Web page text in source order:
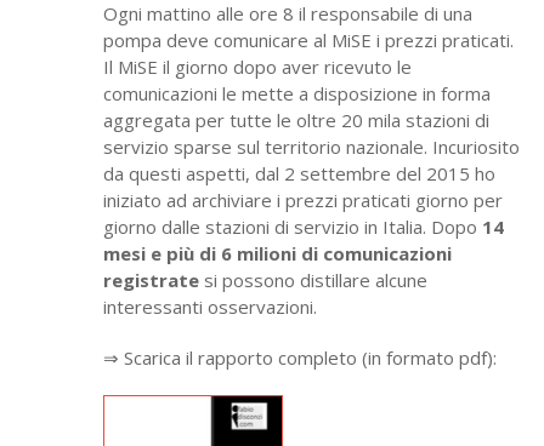
Ogni mattino alle ore 8 il responsabile di una
pompa deve comunicare al MiSE i prezzi praticati.
Il MiSE il giorno dopo aver ricevuto le
comunicazioni le mette a disposizione in forma
aggregata per tutte le oltre 20 mila stazioni di
servizio sparse sul territorio nazionale. Incuriosito
da questi aspetti, dal 2 settembre del 2015 ho
iniziato ad archiviare i prezzi praticati giorno per
giorno dalle stazioni di servizio in Italia. Dopo 14
mesi e più di 6 milioni di comunicazioni
registrate si possono distillare alcune
interessanti osservazioni.
⇒ Scarica il rapporto completo (in formato pdf):